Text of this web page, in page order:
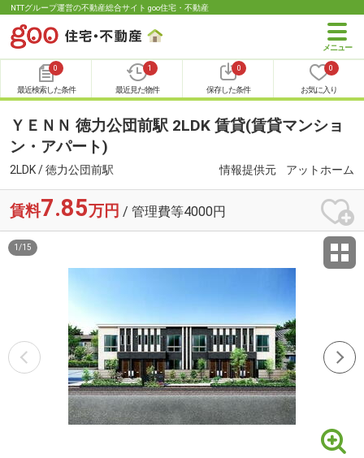
NTTグループ運営の不動産総合サイト goo住宅・不動産
0
最近検索した条件
1
最近見た物件
0
保存した条件
0
お気に入り
ＹＥＮＮ 徳力公団前駅 2LDK 賃貸(賃貸マンショ
ン・アパート)
2LDK / 徳力公団前駅 情報提供元 アットホーム
賃料7.85万円 / 管理費等4000円
1 /15